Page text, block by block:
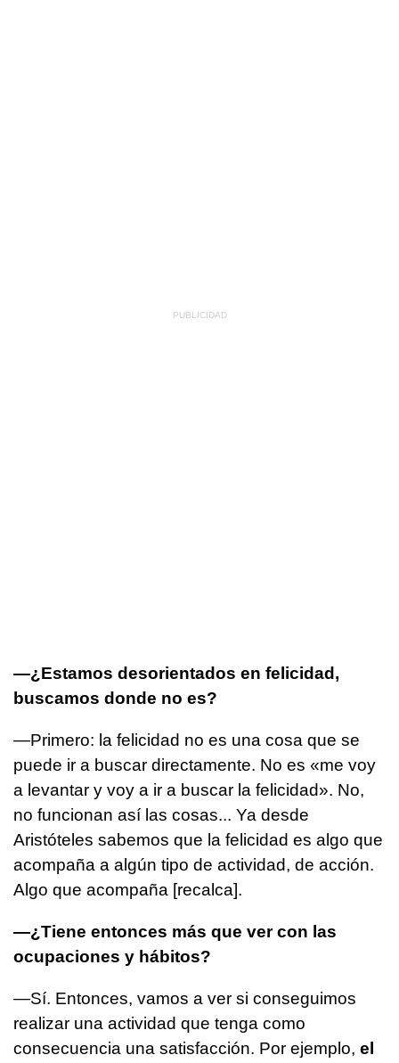
—¿Estamos desorientados en felicidad,
buscamos donde no es?
—Primero: la felicidad no es una cosa que se
puede ir a buscar directamente. No es «me voy
a levantar y voy a ir a buscar la felicidad». No,
no funcionan así las cosas... Ya desde
Aristóteles sabemos que la felicidad es algo que
acompaña a algún tipo de actividad, de acción.
Algo que acompaña [recalca].
—¿Tiene entonces más que ver con las
ocupaciones y hábitos?
—Sí. Entonces, vamos a ver si conseguimos
realizar una actividad que tenga como
consecuencia una satisfacción. Por ejemplo, el